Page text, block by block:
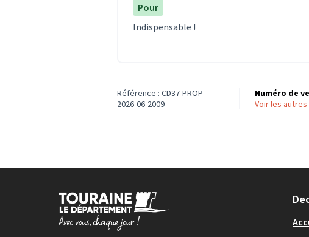
Pour
Indispensable !
Référence : CD37-PROP-
2026-06-2009
Numéro de
voir les